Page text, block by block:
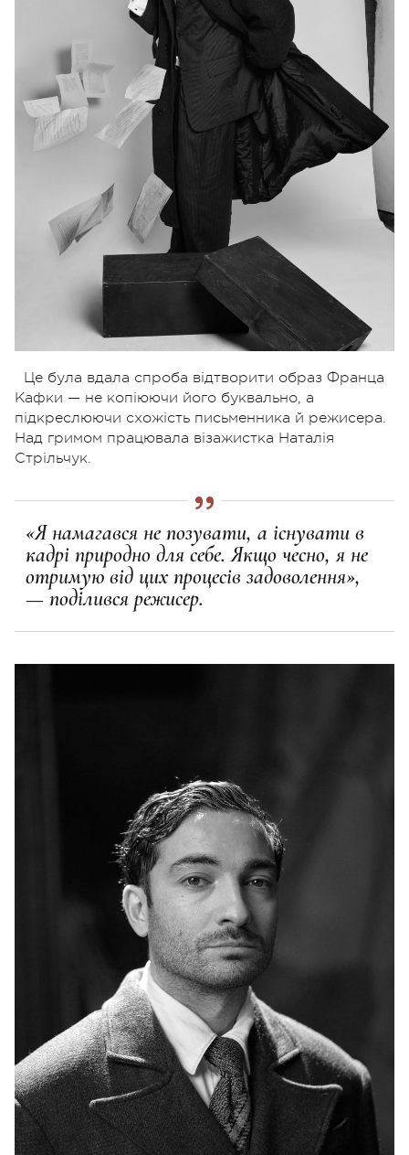
Це була вдала спроба відтворити образ Франца
Кафки — не копіюючи його буквально, а
підкреслюючи схожість письменника й режисера.
Над гримом працювала візажистка Наталія
Стрільчук.
«Я намагався не позувати, а існувати в
кадрі природно для себе. Якщо чесно, я не
отримую від цих процесів задоволення»,
— поділився режисер.